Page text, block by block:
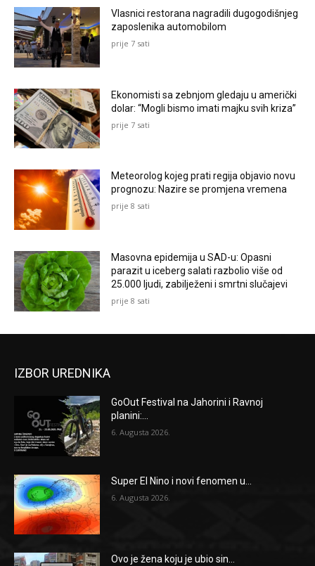
Vlasnici restorana nagradili dugogodišnjeg
zaposlenika automobilom
prije 7 sati
Ekonomisti sa zebnjom gledaju u američki
dolar: “Mogli bismo imati majku svih kriza”
prije 7 sati
Meteorolog kojeg prati regija objavio novu
prognozu: Nazire se promjena vremena
prije 8 sati
Masovna epidemija u SAD-u: Opasni
parazit u iceberg salati razbolio više od
25.000 ljudi, zabilježeni i smrtni slučajevi
prije 8 sati
IZBOR UREDNIKA
GoOut Festival na Jahorini i Ravnoj
planini:...
6. Augusta 2026.
Super El Nino i novi fenomen u...
6. Augusta 2026.
Ovo je žena koju je ubio sin...